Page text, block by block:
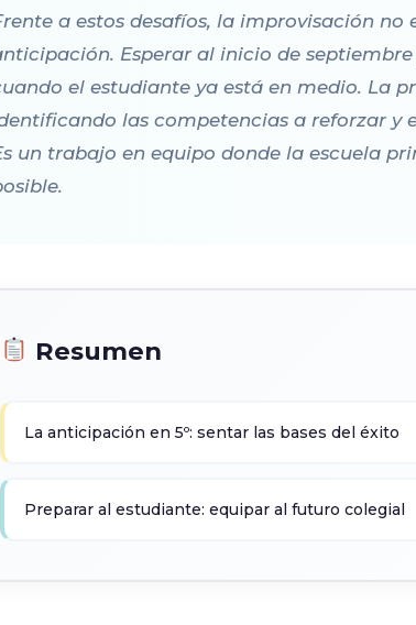
a estos desafíos, la improvisación
Esperar al inicio de
el estudiante ya está en medio. La
las competencias a reforzar y
un trabajo en equipo donde la escuela
Resumen
La anticipación en 5º: sentar las bases del éxito
Preparar al estudiante: equipar al futuro colegial